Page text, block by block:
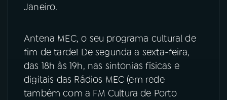
Janeiro.
Antena MEC, o seu programa cultural de
fim de tarde! De segunda a sexta-feira,
das 18h às 19h, nas sintonias físicas e
digitais das Rádios MEC (em rede
também com a FM Cultura de Porto